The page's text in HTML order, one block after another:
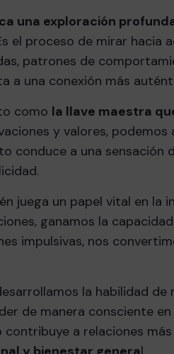
una exploración
el proceso de mirar hacia
patrones de
a una conexión más
como la llave maestra
y valores,
conduce a una
juega un papel vital en la
ganamos la
impulsivas, nos
la habilidad
de manera consciente
a relaciones